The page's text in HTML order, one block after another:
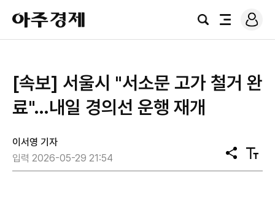
아
주
경
검
전
로
그
[속보] 서울시 "서소문 고가 철거 완
료"…내일 경의선 운행 재개
이서영 기자
입력 2026-05-29 21:54
공
유
텍
스